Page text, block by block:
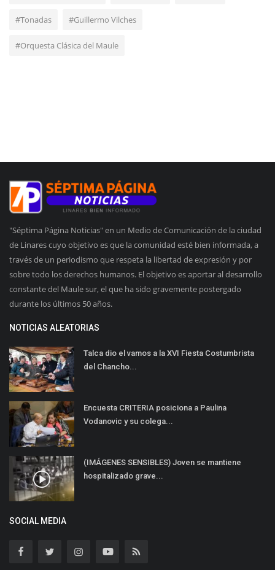
#Tonadas #Guillermo Vilches
#Orquesta Clásica del Maule
"Séptima Página Noticias" en un Medio de Comunicación de la ciudad
de Linares cuyo objetivo es que la comunidad esté bien informada, a
través de un periodismo que respeta la libertad de expresión y por
sobre todo los derechos humanos. El objetivo es aportar al desarrollo
constante del Maule sur, el que ha sido gravemente postergado
durante los últimos 50 años.
NOTICIAS ALEATORIAS
Talca dio el vamos a la XVI Fiesta Costumbrista
del Chancho...
Encuesta CRITERIA posiciona a Paulina
Vodanovic y su colega...
(IMÁGENES SENSIBLES) Joven se mantiene
hospitalizado grave...
SOCIAL MEDIA